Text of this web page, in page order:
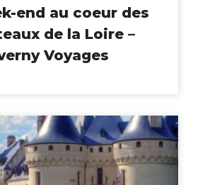
end au coeur des
de la Loire –
Voyages